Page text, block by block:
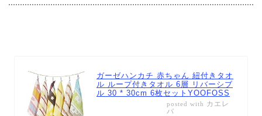
ガーゼハンカチ 赤ちゃん 紐付きタオ
ル ループ付きタオル 6層 リバーシブ
ル 30 * 30cm 6枚セットYOOFOSS
posted with カエレ
バ